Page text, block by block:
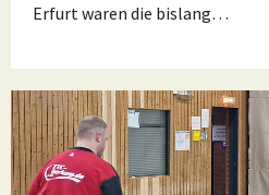
Erfurt waren die bislang…